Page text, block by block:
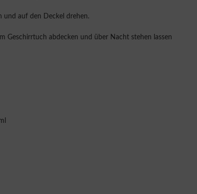
und auf den Deckel drehen.
Geschirrtuch abdecken und über Nacht stehen lassen